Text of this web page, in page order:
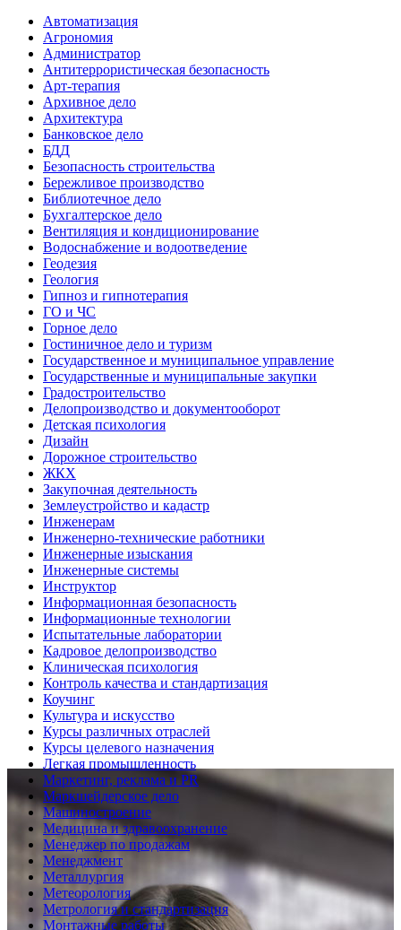
Автоматизация
Агрономия
Администратор
Антитеррористическая безопасность
Арт-терапия
Архивное дело
Архитектура
Банковское дело
БДД
Безопасность строительства
Бережливое производство
Библиотечное дело
Бухгалтерское дело
Вентиляция и кондиционирование
Водоснабжение и водоотведение
Геодезия
Геология
Гипноз и гипнотерапия
ГО и ЧС
Горное дело
Гостиничное дело и туризм
Государственное и муниципальное управление
Государственные и муниципальные закупки
Градостроительство
Делопроизводство и документооборот
Детская психология
Дизайн
Дорожное строительство
ЖКХ
Закупочная деятельность
Землеустройство и кадастр
Инженерам
Инженерно-технические работники
Инженерные изыскания
Инженерные системы
Инструктор
Информационная безопасность
Информационные технологии
Испытательные лаборатории
Кадровое делопроизводство
Клиническая психология
Контроль качества и стандартизация
Коучинг
Культура и искусство
Курсы различных отраслей
Курсы целевого назначения
Легкая промышленность
Маркетинг, реклама и PR
Маркшейдерское дело
Машиностроение
Медицина и здравоохранение
Менеджер по продажам
Менеджмент
Металлургия
Метеорология
Метрология и стандартизация
Монтажные работы